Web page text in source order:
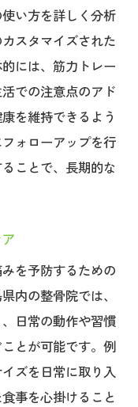
い方を詳しく分析
スタマイズされた
には、筋力トレー
での注意点のアド
を維持できるよう
ォローアップを行
ことで、長期的な
を予防するための
内の整骨院では、
日常の動作や習慣
とが可能です。例
ズを日常に取り入
事を心掛けること